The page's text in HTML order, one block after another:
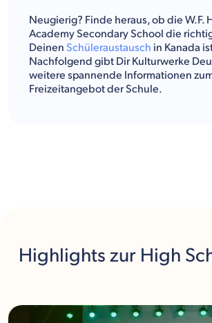
Neugierig? Finde heraus, ob die W.F.
Academy Secondary School die
Deinen Schüleraustausch in Kanada
Nachfolgend gibt Dir Kulturwerke
weitere spannende Informationen
Freizeitangebot der Schule.
Highlights zur High